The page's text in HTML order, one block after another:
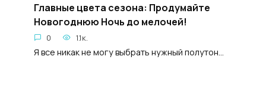
Главные цвета сезона: Продумайте
Новогоднюю Ночь до мелочей!
0 1.1к.
Я все никак не могу выбрать нужный полутон...